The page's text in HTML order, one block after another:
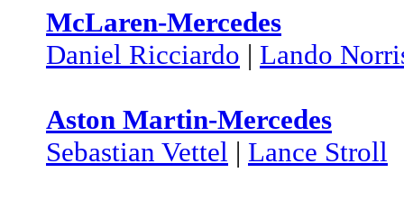
McLaren-Mercedes
Daniel Ricciardo | Lando
Aston Martin-Mercedes
Sebastian Vettel | Lance Stroll